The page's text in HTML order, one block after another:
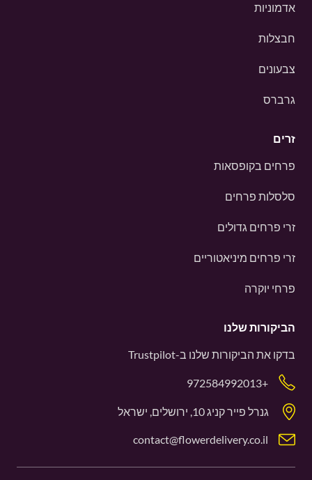
אדמוניות
חבצלות
צבעונים
גרברס
זרים
פרחים בקופסאות
סלסלות פרחים
זרי פרחים גדולים
זרי פרחים מיניאטוריים
פרחי יוקרה
הביקורות שלנו
בדקו את הביקורות שלנו ב-Trustpilot
+972584992013
גנרל פייר קניג 10, ירושלים, ישראל
contact@flowerdelivery.co.il